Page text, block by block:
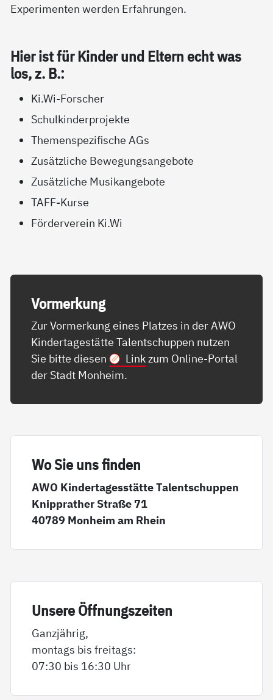
Experimenten werden Erfahrungen.
Hier ist für Kin­der und El­tern echt was
los, z. B.:
Ki.Wi-Forscher
Schulkinderprojekte
Themenspezifische AGs
Zusätzliche Bewegungsangebote
Zusätzliche Musikangebote
TAFF-Kurse
Förderverein Ki.Wi
Vor­mer­kung
Zur Vormerkung eines Platzes in der AWO
Kindertagestätte Talentschuppen nutzen
Sie bitte diesen
Linkzum Online-Portal
der Stadt Monheim.
Wo Sie uns fin­den
AWO Kindertagesstätte Talentschuppen
Knipprather Straße 71
40789 Monheim am Rhein
Un­se­re Öff­nungs­zei­ten
Ganzjährig,
montags bis freitags:
07:30 bis 16:30 Uhr